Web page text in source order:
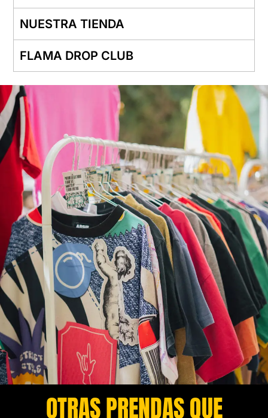
NUESTRA TIENDA
FLAMA DROP CLUB
OTRAS PRENDAS QUE